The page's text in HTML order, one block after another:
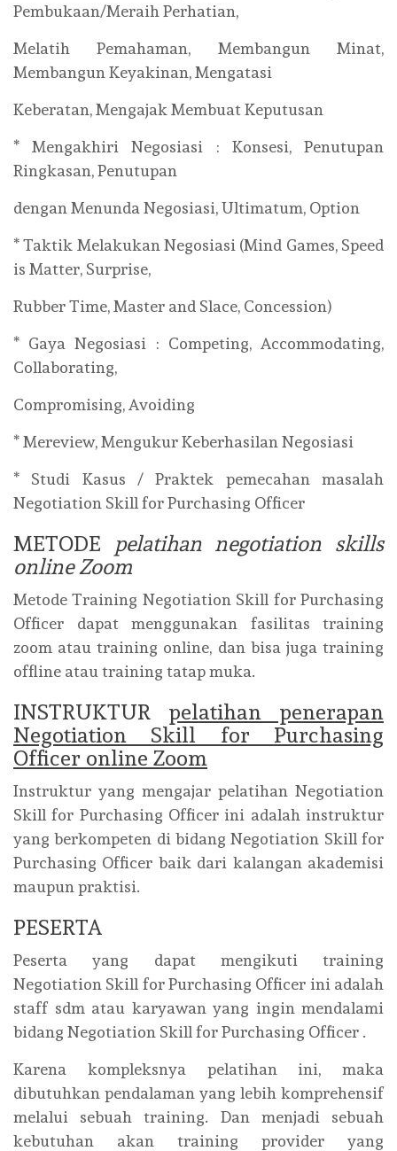
Pembukaan/Meraih Perhatian,
Melatih Pemahaman, Membangun Minat,
Membangun Keyakinan, Mengatasi
Keberatan, Mengajak Membuat Keputusan
* Mengakhiri Negosiasi : Konsesi, Penutupan
Ringkasan, Penutupan
dengan Menunda Negosiasi, Ultimatum, Option
* Taktik Melakukan Negosiasi (Mind Games, Speed
is Matter, Surprise,
Rubber Time, Master and Slace, Concession)
* Gaya Negosiasi : Competing, Accommodating,
Collaborating,
Compromising, Avoiding
* Mereview, Mengukur Keberhasilan Negosiasi
* Studi Kasus / Praktek pemecahan masalah
Negotiation Skill for Purchasing Officer
METODE pelatihan negotiation skills
online Zoom
Metode Training Negotiation Skill for Purchasing
Officer dapat menggunakan fasilitas training
zoom atau training online, dan bisa juga training
offline atau training tatap muka.
INSTRUKTUR pelatihan penerapan
Negotiation Skill for Purchasing
Officer online Zoom
Instruktur yang mengajar pelatihan Negotiation
Skill for Purchasing Officer ini adalah instruktur
yang berkompeten di bidang Negotiation Skill for
Purchasing Officer baik dari kalangan akademisi
maupun praktisi.
PESERTA
Peserta yang dapat mengikuti training
Negotiation Skill for Purchasing Officer ini adalah
staff sdm atau karyawan yang ingin mendalami
bidang Negotiation Skill for Purchasing Officer .
Karena kompleksnya pelatihan ini, maka
dibutuhkan pendalaman yang lebih komprehensif
melalui sebuah training. Dan menjadi sebuah
kebutuhan akan training provider yang